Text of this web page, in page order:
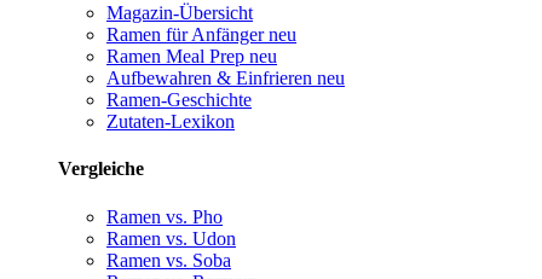
Magazin-Übersicht
Ramen für Anfänger neu
Ramen Meal Prep neu
Aufbewahren & Einfrieren neu
Ramen-Geschichte
Zutaten-Lexikon
Vergleiche
Ramen vs. Pho
Ramen vs. Udon
Ramen vs. Soba